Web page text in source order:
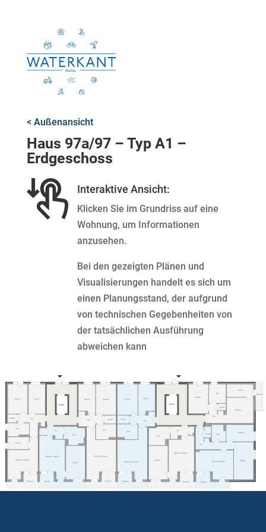
< Außenansicht
Haus 97a/97 – Typ A1 –
Erdgeschoss
Interaktive Ansicht:
Klicken Sie im Grundriss auf eine
Wohnung, um Informationen
anzusehen.
Bei den gezeigten Plänen und
Visualisierungen handelt es sich um
einen Planungsstand, der aufgrund
von technischen Gegebenheiten von
der tatsächlichen Ausführung
abweichen kann